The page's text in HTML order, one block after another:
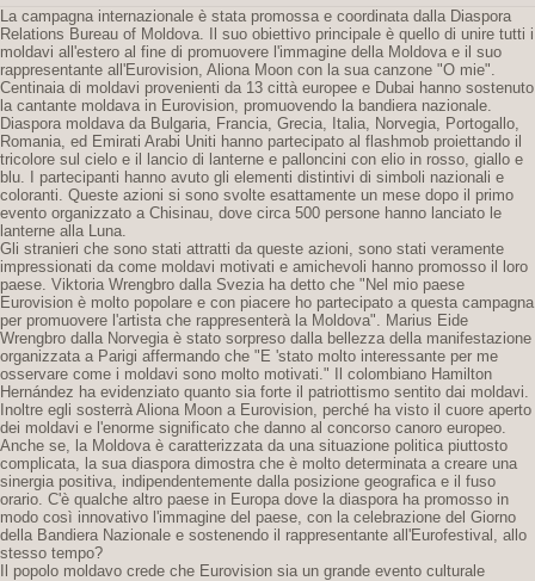
La campagna internazionale è stata promossa e coordinata dalla Diaspora
Relations Bureau of Moldova. Il suo obiettivo principale è quello di unire tutti i
moldavi all'estero al fine di promuovere l'immagine della Moldova e il suo
rappresentante all'Eurovision, Aliona Moon con la sua canzone "O mie".
Centinaia di moldavi provenienti da 13 città europee e Dubai hanno sostenuto
la cantante moldava in Eurovision, promuovendo la bandiera nazionale.
Diaspora moldava da Bulgaria, Francia, Grecia, Italia, Norvegia, Portogallo,
Romania, ed Emirati Arabi Uniti hanno partecipato al flashmob proiettando il
tricolore sul cielo e il lancio di lanterne e palloncini con elio in rosso, giallo e
blu. I partecipanti hanno avuto gli elementi distintivi di simboli nazionali e
coloranti. Queste azioni si sono svolte esattamente un mese dopo il primo
evento organizzato a Chisinau, dove circa 500 persone hanno lanciato le
lanterne alla Luna.
Gli stranieri che sono stati attratti da queste azioni, sono stati veramente
impressionati da come moldavi motivati ​​e amichevoli hanno promosso il loro
paese. Viktoria Wrengbro dalla Svezia ha detto che "Nel mio paese
Eurovision è molto popolare e con piacere ho partecipato a questa campagna
per promuovere l'artista che rappresenterà la Moldova". Marius Eide
Wrengbro dalla Norvegia è stato sorpreso dalla bellezza della manifestazione
organizzata a Parigi affermando che "E 'stato molto interessante per me
osservare come i moldavi sono molto motivati." Il colombiano Hamilton
Hernández ha evidenziato quanto sia forte il patriottismo sentito dai moldavi.
Inoltre egli sosterrà Aliona Moon a Eurovision, perché ha visto il cuore aperto
dei moldavi e l'enorme significato che danno al concorso canoro europeo.
Anche se, la Moldova è caratterizzata da una situazione politica piuttosto
complicata, la sua diaspora dimostra che è molto determinata a creare una
sinergia positiva, indipendentemente dalla posizione geografica e il fuso
orario. C'è qualche altro paese in Europa dove la diaspora ha promosso in
modo così innovativo l'immagine del paese, con la celebrazione del Giorno
della Bandiera Nazionale e sostenendo il rappresentante all'Eurofestival, allo
stesso tempo?
Il popolo moldavo crede che Eurovision sia un grande evento culturale